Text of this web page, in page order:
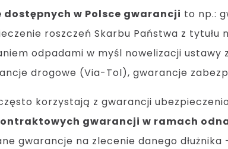
dostępnych w Polsce gwarancji to np.:
roszczeń Skarbu Państwa z
odpadami w myśl nowelizacji
drogowe (Via-Tol), gwarancje
korzystają z gwarancji
gwarancji w ramach
gwarancje na zlecenie danego